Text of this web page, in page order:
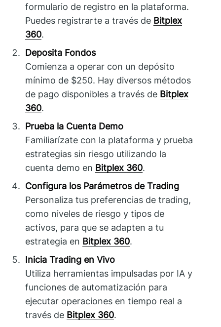
formulario de registro en la plataforma.
Puedes registrarte a través de Bitplex
360.
Deposita Fondos
Comienza a operar con un depósito
mínimo de $250. Hay diversos métodos
de pago disponibles a través de Bitplex
360.
Prueba la Cuenta Demo
Familiarízate con la plataforma y prueba
estrategias sin riesgo utilizando la
cuenta demo en Bitplex 360.
Configura los Parámetros de Trading
Personaliza tus preferencias de trading,
como niveles de riesgo y tipos de
activos, para que se adapten a tu
estrategia en Bitplex 360.
Inicia Trading en Vivo
Utiliza herramientas impulsadas por IA y
funciones de automatización para
ejecutar operaciones en tiempo real a
través de Bitplex 360.